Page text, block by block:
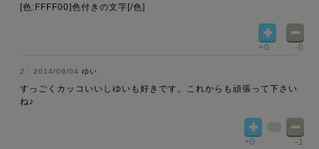
[色:FFFF00]色付きの文字[/色]
+0 -0
2014/09/04 ゆい
すっごくカッコいいしゆいも好きです。これからも頑張って下さい
ね♪
+0 -1